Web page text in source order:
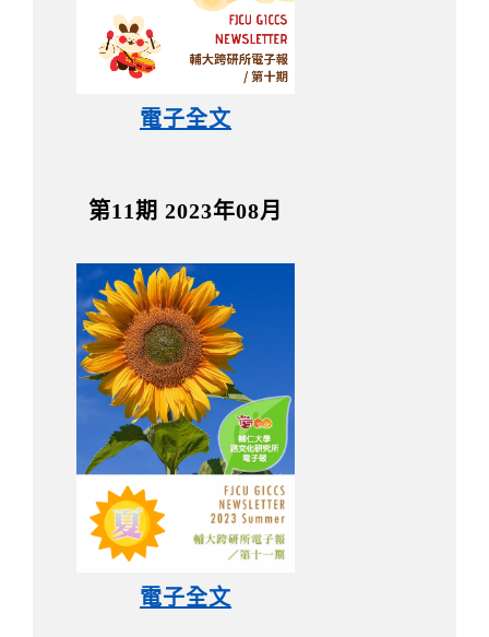
電子全文
第11期 2023年08月
電子全文